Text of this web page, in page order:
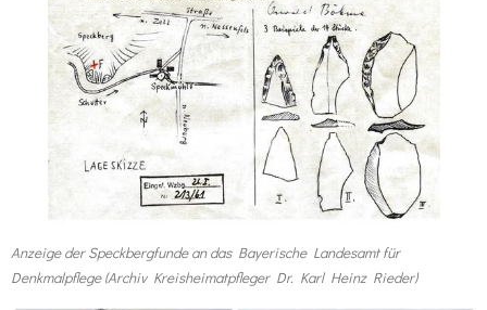
Anzeige der Speckbergfunde an das Bayerische Landesamt für
Denkmalpflege (Archiv Kreisheimatpfleger Dr. Karl Heinz Rieder)